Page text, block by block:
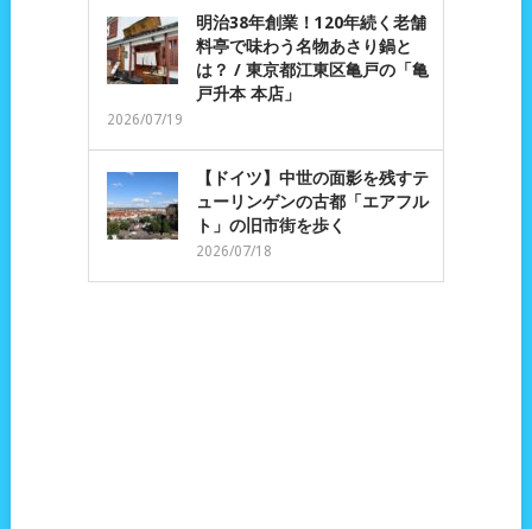
明治38年創業！120年続く老舗
料亭で味わう名物あさり鍋と
は？ / 東京都江東区亀戸の「亀
戸升本 本店」
2026/07/19
【ドイツ】中世の面影を残すテ
ューリンゲンの古都「エアフル
ト」の旧市街を歩く
2026/07/18